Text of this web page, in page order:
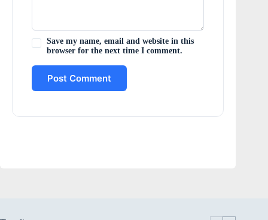
Save my name, email and website in this
browser for the next time I comment.
Post Comment